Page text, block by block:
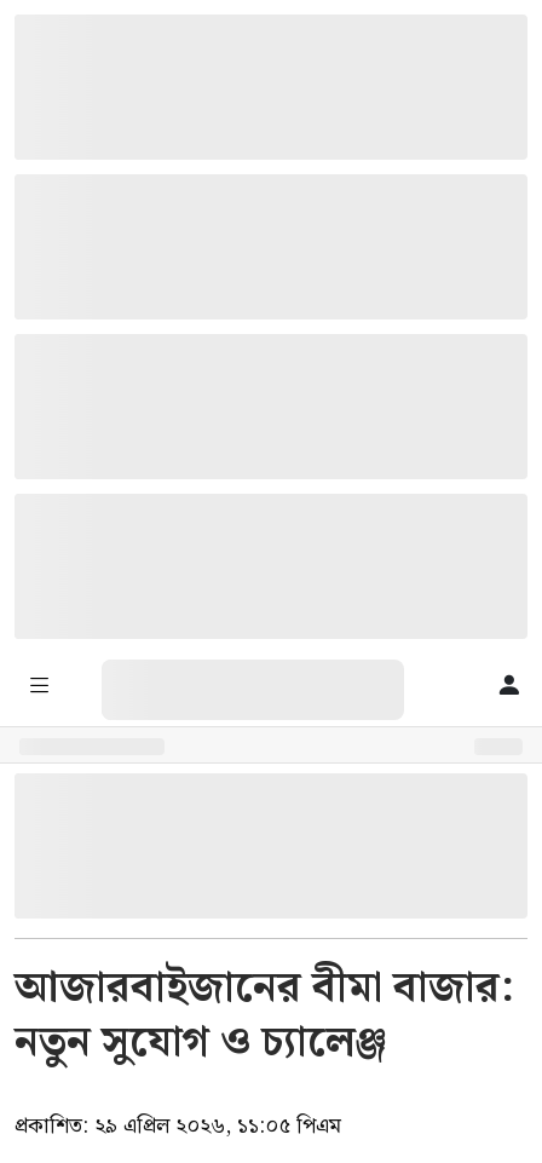
আজারবাইজানের বীমা বাজার:
নতুন সুযোগ ও চ্যালেঞ্জ
প্রকাশিত: ২৯ এপ্রিল ২০২৬, ১১:০৫ পিএম